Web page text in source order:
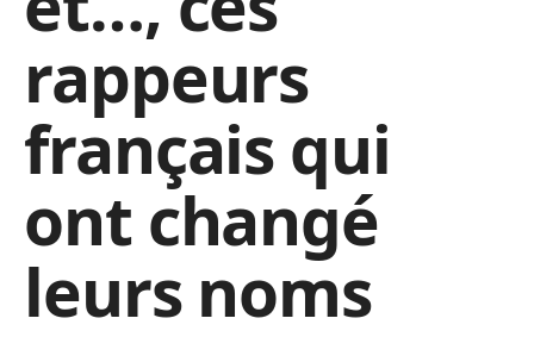
rappeurs
français qui
ont changé
leurs noms